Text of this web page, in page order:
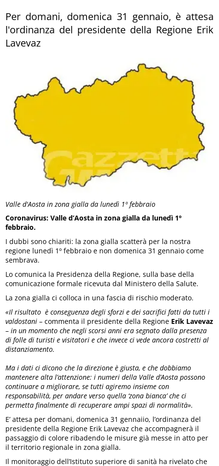
Valle d'Aosta in zona gialla da lunedì 1º febbraio
Per domani, domenica 31 gennaio, è attesa
l'ordinanza del presidente della Regione Erik
Lavevaz
Coronavirus: Valle d’Aosta in zona gialla da lunedì 1º
febbraio.
I dubbi sono chiariti: la zona gialla scatterà per la nostra
regione lunedì 1º febbraio e non domenica 31 gennaio come
sembrava.
Lo comunica la Presidenza della Regione, sulla base della
comunicazione formale ricevuta dal Ministero della Salute.
La zona gialla ci colloca in una fascia di rischio moderato.
«Il risultato è conseguenza degli sforzi e dei sacrifici fatti da tutti i
valdostani – commenta il presidente della Regione Erik Lavevaz
–in un momento che negli scorsi anni era segnato dalla presenza
di folle di turisti e visitatori e che invece ci vede ancora costretti al
distanziamento.
Ma i dati ci dicono che la direzione è giusta, e che dobbiamo
mantenere alta l’attenzione: i numeri della Valle d’Aosta possono
continuare a migliorare, se tutti agiremo insieme con
responsabilità, per andare verso quella ‘zona bianca’ che ci
permetta finalmente di recuperare ampi spazi di normalità».
E’ attesa per domani, domenica 31 gennaiio, l’ordinanza del
presidente della Regione Erik Lavevaz che accompagnerà il
passaggio di colore ribadendo le misure già messe in atto per
il territorio regionale in zona gialla.
Il monitoraggio dell’Istituto superiore di sanità ha rivelato che